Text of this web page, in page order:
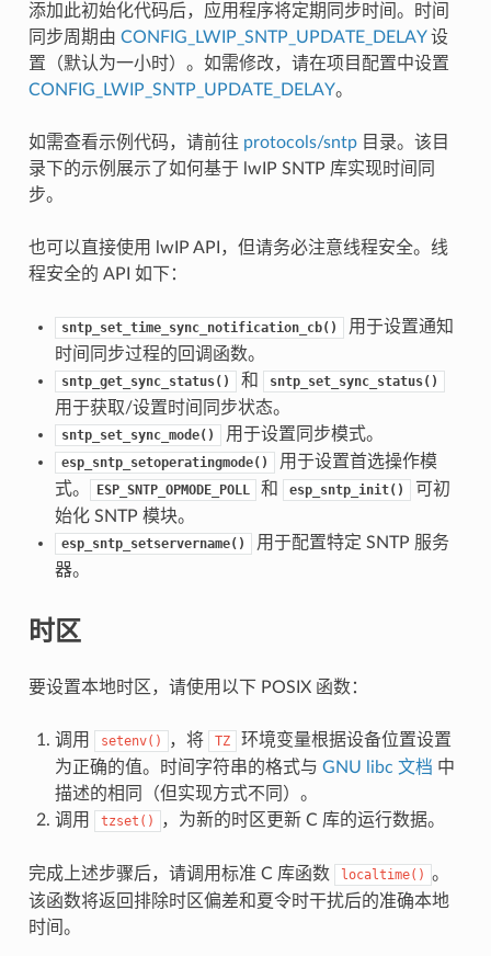
添加此初始化代码后，应用程序将定期同步时间。时间
同步周期由 CONFIG_LWIP_SNTP_UPDATE_DELAY设
置（默认为一小时）。如需修改，请在项目配置中设置
CONFIG_LWIP_SNTP_UPDATE_DELAY。
如需查看示例代码，请前往 protocols/sntp目录。该目
录下的示例展示了如何基于 lwIP SNTP 库实现时间同
步。
也可以直接使用 lwIP API，但请务必注意线程安全。线
程安全的 API 如下：
sntp_set_time_sync_notification_cb()
用于设置通知
时间同步过程的回调函数。
sntp_get_sync_status() 和 sntp_set_sync_status()
用于获取/设置时间同步状态。
sntp_set_sync_mode() 用于设置同步模式。
esp_sntp_setoperatingmode()
用于设置首选操作模
式。
ESP_SNTP_OPMODE_POLL 和 esp_sntp_init()
可初
始化 SNTP 模块。
esp_sntp_setservername()
用于配置特定 SNTP 服务
器。
时区
要设置本地时区，请使用以下 POSIX 函数：
调用 setenv() ，将 TZ
环境变量根据设备位置设置
为正确的值。时间字符串的格式与 GNU libc 文档 中
描述的相同（但实现方式不同）。
调用
tzset() ，为新的时区更新 C 库的运行数据。
完成上述步骤后，请调用标准 C 库函数 localtime() 。
该函数将返回排除时区偏差和夏令时干扰后的准确本地
时间。